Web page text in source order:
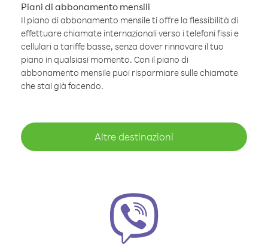
Piani di abbonamento mensili
Il piano di abbonamento mensile ti offre la flessibilità di
effettuare chiamate internazionali verso i telefoni fissi e
cellulari a tariffe basse, senza dover rinnovare il tuo
piano in qualsiasi momento. Con il piano di
abbonamento mensile puoi risparmiare sulle chiamate
che stai già facendo.
Altre destinazioni